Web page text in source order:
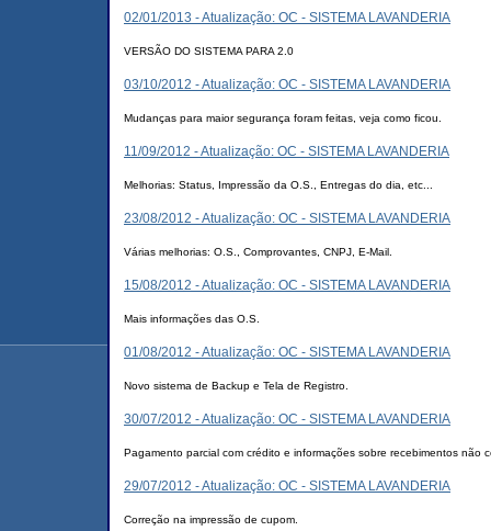
02/01/2013 - Atualização: OC - SISTEMA LAVANDERIA
VERSÃO DO SISTEMA PARA 2.0
03/10/2012 - Atualização: OC - SISTEMA LAVANDERIA
Mudanças para maior segurança foram feitas, veja como ficou.
11/09/2012 - Atualização: OC - SISTEMA LAVANDERIA
Melhorias: Status, Impressão da O.S., Entregas do dia, etc...
23/08/2012 - Atualização: OC - SISTEMA LAVANDERIA
Várias melhorias: O.S., Comprovantes, CNPJ, E-Mail.
15/08/2012 - Atualização: OC - SISTEMA LAVANDERIA
Mais informações das O.S.
01/08/2012 - Atualização: OC - SISTEMA LAVANDERIA
Novo sistema de Backup e Tela de Registro.
30/07/2012 - Atualização: OC - SISTEMA LAVANDERIA
Pagamento parcial com crédito e informações sobre recebimentos não
29/07/2012 - Atualização: OC - SISTEMA LAVANDERIA
Correção na impressão de cupom.